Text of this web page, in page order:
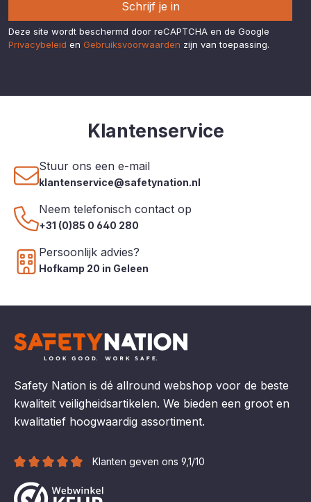
Schrijf je in
Deze site wordt beschermd door reCAPTCHA en de Google
Privacybeleid en Gebruiksvoorwaarden zijn van toepassing.
Klantenservice
Stuur ons een e-mail
klantenservice@safetynation.nl
Neem telefonisch contact op
+31 (0)85 0 640 280
Persoonlijk advies?
Hofkamp 20 in Geleen
Safety Nation is dé allround webshop voor de beste
kwaliteit veiligheidsartikelen. We bieden een groot en
kwalitatief hoogwaardig assortiment.
Klanten geven ons 9,1/10